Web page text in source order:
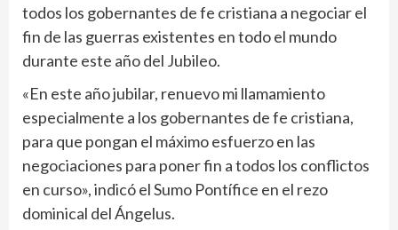
todos los gobernantes de fe cristiana a negociar el
fin de las guerras existentes en todo el mundo
durante este año del Jubileo.
«En este año jubilar, renuevo mi llamamiento
especialmente a los gobernantes de fe cristiana,
para que pongan el máximo esfuerzo en las
negociaciones para poner fin a todos los conflictos
en curso», indicó el Sumo Pontífice en el rezo
dominical del Ángelus.